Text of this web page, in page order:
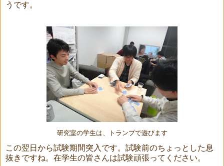
うです。
研究室の学生は、トランプで遊びます
この翌日から試験期間突入です。試験前のちょっとした息
抜きですね。在学生の皆さんは試験頑張ってください。